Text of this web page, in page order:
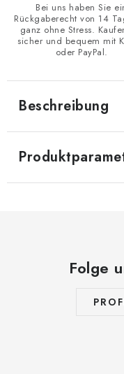
Bei uns haben Sie
Rückgaberecht von 14
ganz ohne Stress.
sicher und bequem mit
oder PayPal.
Beschreibung
Folge